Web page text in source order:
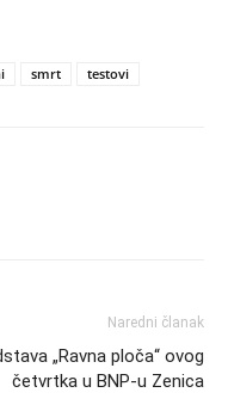
smrt testovi
Naredni članak
„Ravna ploča“ ovog
četvrtka u BNP-u Zenica